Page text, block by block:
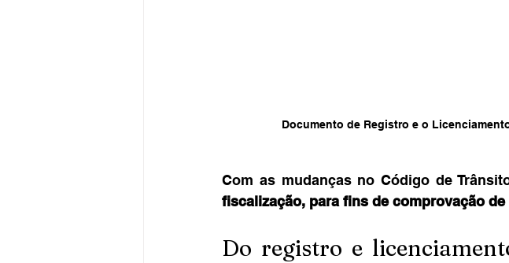
Documento de Registro e o
Com as mudanças no Código de
fiscalização, para fins de comprovação
Do registro e